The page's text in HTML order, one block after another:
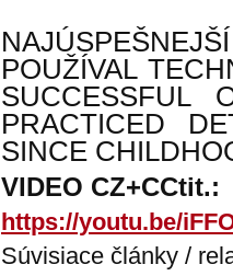
POUŽÍVAL
SUCCESSFUL
PRACTICED
SINCE
VIDEO CZ+CCtit.:
https://youtu.be/
Súvisiace články /